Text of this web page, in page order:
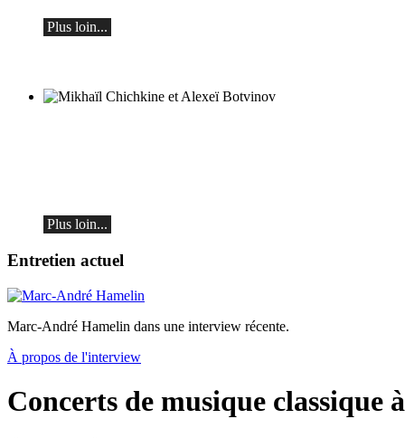
Plus loin...
Plus loin...
Entretien actuel
Marc-André Hamelin dans une interview récente.
À propos de l'interview
Concerts de musique classique